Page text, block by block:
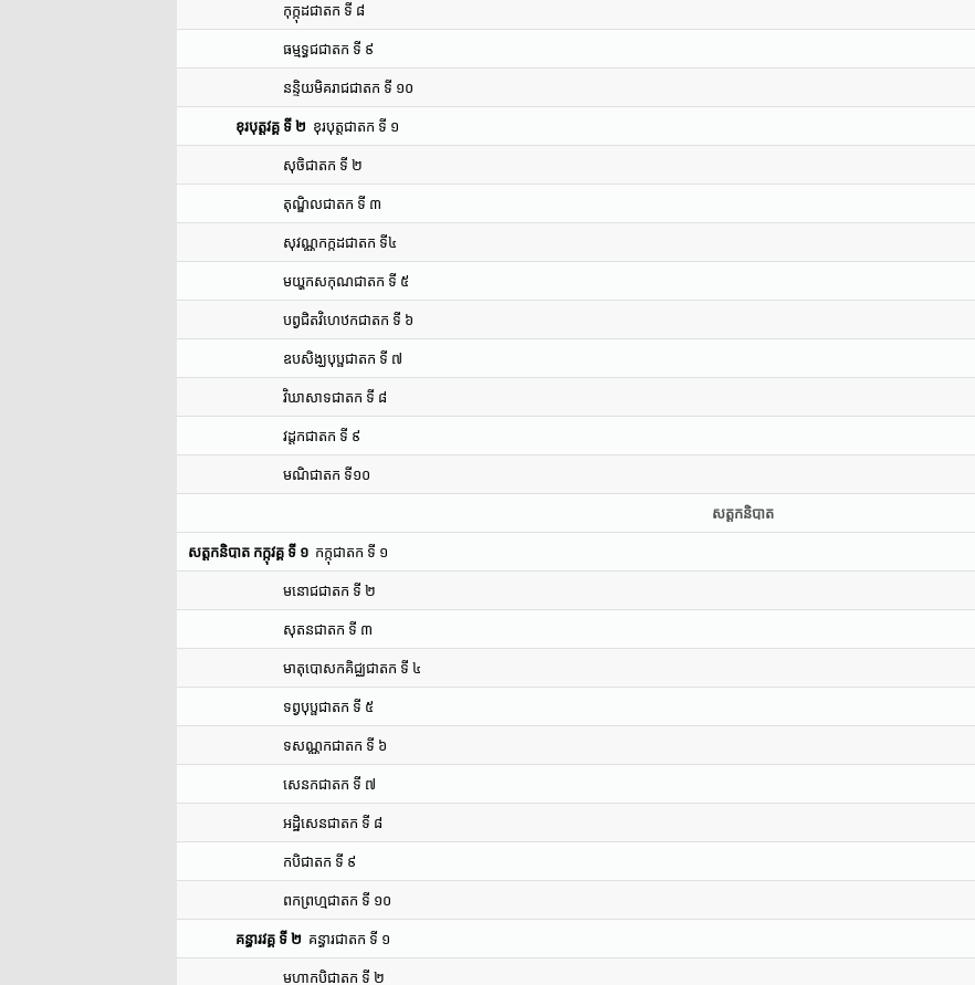
កុក្កុដជាតក ទី ៨
ធម្មទ្ធជជាតក ទី ៩
នន្ទិយមិគរាជជាតក ទី ១០
ខុរបុត្តវគ្គ ទី ២ ខុរបុត្តជាតក ទី ១
សុចិជាតក ទី ២
តុណ្ឌិលជាតក ទី ៣
សុវណ្ណកក្កដជាតក ទី៤
មយ្ហកសកុណជាតក ទី ៥
បព្វជិតវិហេឋកជាតក ទី ៦
ឧបសិង្ឃបុប្ផជាតក ទី ៧
វិឃាសាទជាតក ទី ៨
វដ្ដកជាតក ទី ៩
មណិជាតក ទី១០
សត្តកនិបាត
សត្តកនិបាត កក្កុវគ្គ ទី ១ កក្កុជាតក ទី ១
មនោជជាតក ទី ២
សុតនជាតក ទី ៣
មាតុបោសកគិជ្ឈជាតក ទី ៤
ទព្វបុប្ផជាតក ទី ៥
ទសណ្ណកជាតក ទី ៦
សេនកជាតក ទី ៧
អដ្ឋិសេនជាតក ទី ៨
កបិជាតក ទី ៩
ពកព្រហ្មជាតក ទី ១០
គន្ធារវគ្គ ទី ២ គន្ធារជាតក ទី ១
មហាកបិជាតក ទី ២